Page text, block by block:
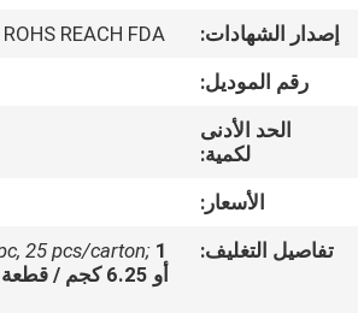
جولة
المصنع
مراقبة
الجودة
إصدار الشهادات:
REACH FDA
رقم الموديل:
الحد الأدنى
لكمية:
الأسعار:
تفاصيل التغليف:
25 pcs/carton;
أو 6.25 كجم / قطعة ، 25 قطعة / كرتون ؛